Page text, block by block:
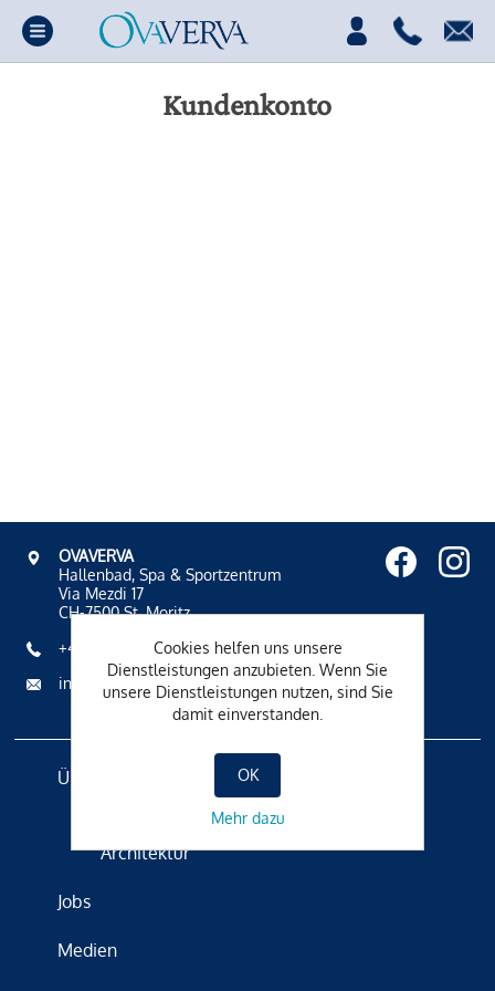
Kundenkonto
OVAVERVA
Hallenbad, Spa & Sportzentrum
Via Mezdi 17
CH-7500 St. Moritz
+41 81 836 61 00
info@ovaverva.ch
Über Uns
Architektur
Jobs
Medien
Cookies helfen uns unsere
Dienstleistungen anzubieten. Wenn Sie
unsere Dienstleistungen nutzen, sind Sie
damit einverstanden.
OK
Mehr dazu